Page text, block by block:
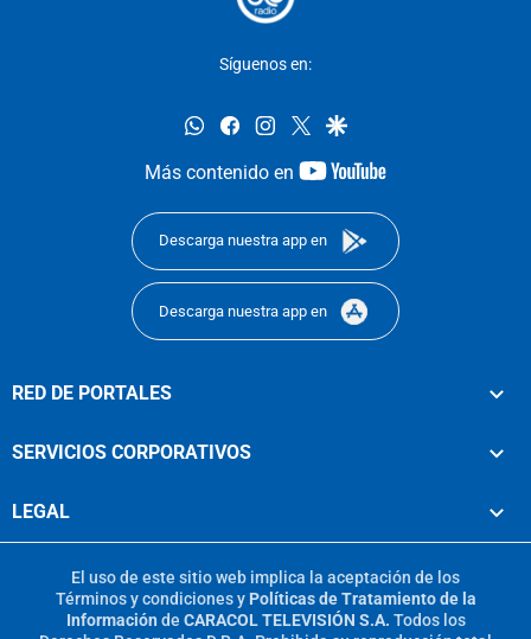
Síguenos en:
whatsappfacebookinstagram
twittergoogle
Más contenido en
youtube-
Descarga nuestra app en
Descarga nuestra app en
RED DE PORTALES
SERVICIOS CORPORATIVOS
LEGAL
El uso de este sitio web implica la aceptación de los
Términos y condicionesy Políticas de Tratamiento de la
Información de CARACOL TELEVISIÓN S.A. Todos los